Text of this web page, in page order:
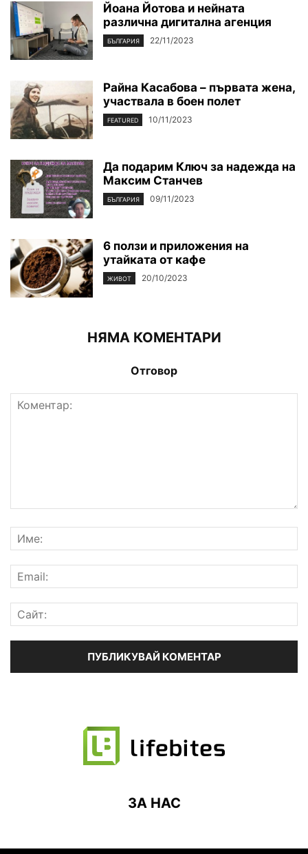
Йоана Йотова и нейната
различна дигитална агенция
БЪЛГАРИЯ 22/11/2023
Райна Касабова – първата жена,
участвала в боен полет
FEATURED 10/11/2023
Да подарим Ключ за надежда на
Максим Станчев
БЪЛГАРИЯ 09/11/2023
6 ползи и приложения на
утайката от кафе
ЖИВОТ 20/10/2023
НЯМА КОМЕНТАРИ
Отговор
ЗА НАС